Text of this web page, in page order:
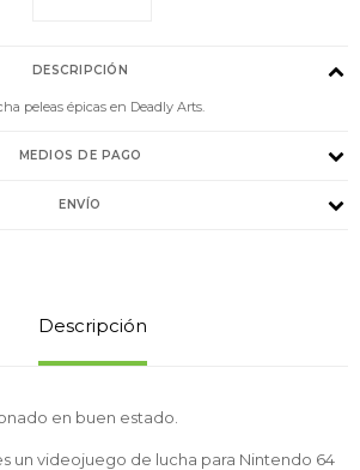
DESCRIPCIÓN
peleas épicas en Deadly Arts.
MEDIOS DE PAGO
ENVÍO
Descripción
en buen estado.
un videojuego de lucha para Nintendo 64